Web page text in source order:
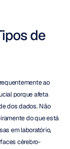
de
ao
porque afeta
dos dados. Não
do que está
em laboratório,
cérebro-